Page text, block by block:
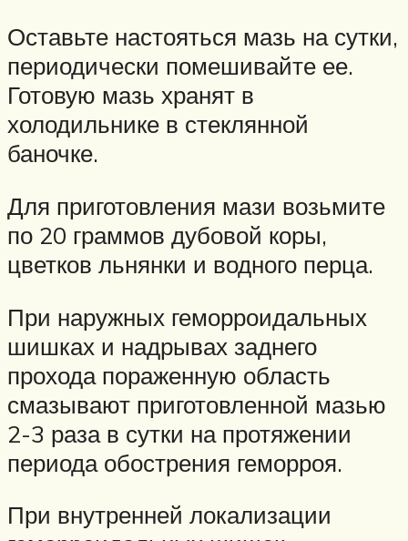
Оставьте настояться мазь на сутки,
периодически помешивайте ее.
Готовую мазь хранят в
холодильнике в стеклянной
баночке.
Для приготовления мази возьмите
по 20 граммов дубовой коры,
цветков льнянки и водного перца.
При наружных геморроидальных
шишках и надрывах заднего
прохода пораженную область
смазывают приготовленной мазью
2-3 раза в сутки на протяжении
периода обострения геморроя.
При внутренней локализации